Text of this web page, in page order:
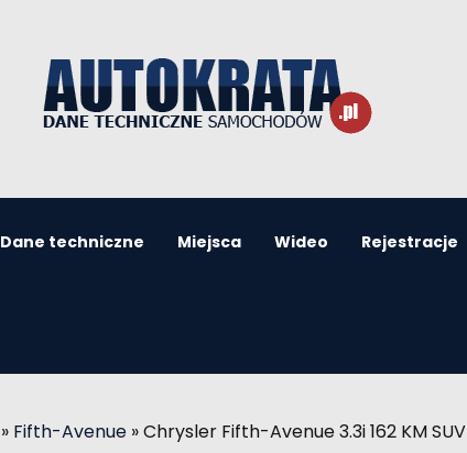
Dane techniczne Miejsca Wideo Rejestracje
» Fifth-Avenue »Chrysler Fifth-Avenue 3.3i 162 KM SUV